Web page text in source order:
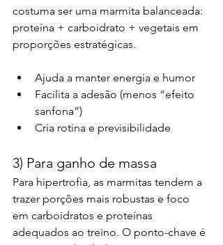
costuma ser uma marmita balanceada:
proteína + carboidrato + vegetais em
proporções estratégicas.
Ajuda a manter energia e humor
Facilita a adesão (menos “efeito
sanfona”)
Cria rotina e previsibilidade
3) Para ganho de massa
Para hipertrofia, as marmitas tendem a
trazer porções mais robustas e foco
em carboidratos e proteínas
adequados ao treino. O ponto-chave é